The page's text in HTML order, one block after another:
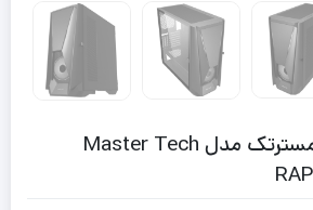
کیس کامپیوتر مسترتک مدل Master Tech